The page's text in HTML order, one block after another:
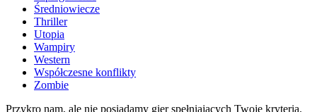
Średniowiecze
Thriller
Utopia
Wampiry
Western
Współczesne konflikty
Zombie
Przykro nam, ale nie posiadamy gier spełniających Twoje kryteria.